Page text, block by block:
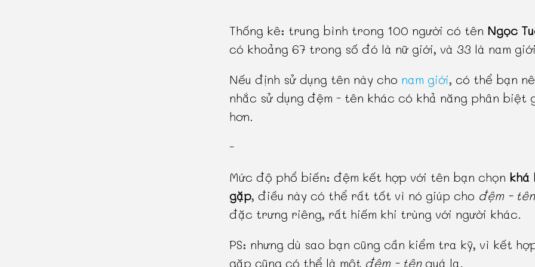
Thống kê: trung bình trong 100 người có tên Ngọc
có khoảng 67 trong số đó là nữ giới, và 33 là nam
Nếu định sử dụng tên này cho nam giới, có thể bạn
nhắc sử dụng đệm - tên khác có khả năng phân biệt
hơn.
-
Mức độ phổ biến: đệm kết hợp với tên bạn chọn khá
gặp, điều này có thể rất tốt vì nó giúp cho đệm - tên
đặc trưng riêng, rất hiếm khi trùng với người khác.
PS: nhưng dù sao bạn cũng cần kiểm tra kỹ, vì kết
gặp cũng có thể là một đệm - tênquá lạ.